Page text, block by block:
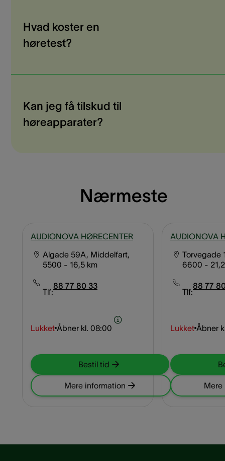
Hvad koster en
høretest?
Kan jeg få tilskud til
høreapparater?
Nærmeste
AUDIONOVA HØRECENTER
Algade 59A, Middelfart,
5500 - 16,5 km
Tlf:
88 77 80 33
Lukket Åbner kl. 08:00
Bestil tid
Mere information
AUDIONOVA
Torvegade
6600 -
Tlf:
88 77
Lukket Åbner
Mere